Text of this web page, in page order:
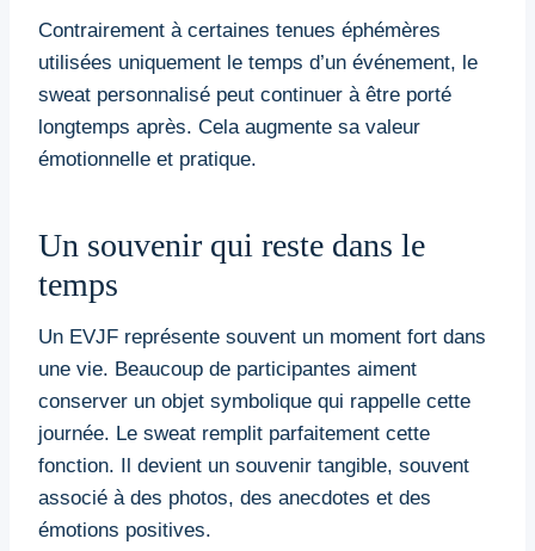
Contrairement à certaines tenues éphémères
utilisées uniquement le temps d’un événement, le
sweat personnalisé peut continuer à être porté
longtemps après. Cela augmente sa valeur
émotionnelle et pratique.
Un souvenir qui reste dans le
temps
Un EVJF représente souvent un moment fort dans
une vie. Beaucoup de participantes aiment
conserver un objet symbolique qui rappelle cette
journée. Le sweat remplit parfaitement cette
fonction. Il devient un souvenir tangible, souvent
associé à des photos, des anecdotes et des
émotions positives.